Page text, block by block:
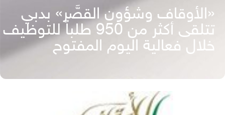
«الأوقاف وشؤون القصَّر» بدبي
تتلقى أكثر من 950 طلباً للتوظيف
خلال فعالية اليوم المفتوح